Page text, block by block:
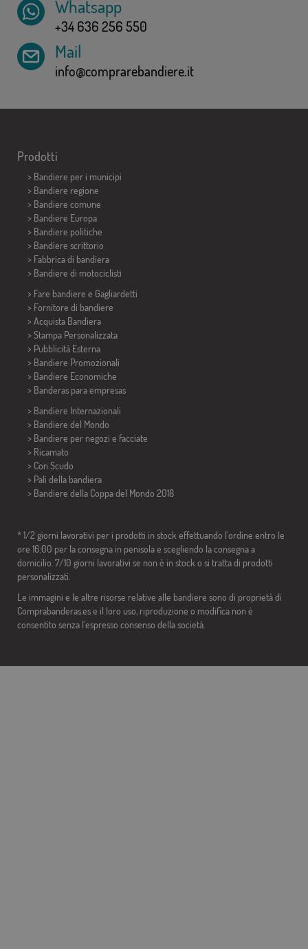
Whatsapp
+34 636 256 550
Mail
info@comprarebandiere.it
Prodotti
> Bandiere per i municipi
> Bandiere regione
> Bandiere comune
> Bandiere Europa
> Bandiere politiche
> Bandiere scrittorio
> Fabbrica di bandiera
> Bandiere di motociclisti
> Fare bandiere e Gagliardetti
> Fornitore di bandiere
> Acquista Bandiera
> Stampa Personalizzata
> Pubblicità Esterna
> Bandiere Promozionali
> Bandiere Economiche
> Banderas para empresas
> Bandiere Internazionali
> Bandiere del Mondo
> Bandiere per negozi e facciate
> Ricamato
> Con Scudo
> Pali della bandiera
> Bandiere della Coppa del Mondo 2018
* 1/2 giorni lavorativi per i prodotti in stock effettuando l'ordine entro le
ore 16:00 per la consegna in penisola e scegliendo la consegna a
domicilio. 7/10 giorni lavorativi se non è in stock o si tratta di prodotti
personalizzati.
Le immagini e le altre risorse relative alle bandiere sono di proprietà di
Comprabanderas.es e il loro uso, riproduzione o modifica non è
consentito senza l'espresso consenso della società.